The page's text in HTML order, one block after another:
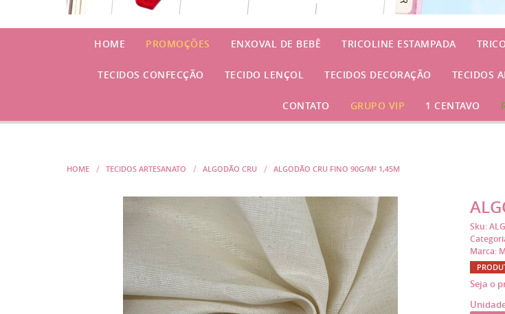
HOME PROMOÇÕES ENXOVAL DE BEBÊ TRICOLINE ESTAMPADA
TECIDOS CONFECÇÃO TECIDO LENÇOL TECIDOS DECORAÇÃO TECIDOS
CONTATO GRUPO VIP 1 CENTAVO
HOME TECIDOS ARTESANATO ALGODÃO CRU ALGODÃO CRU FINO 90G/M² 1,45M
Sku:
Marca:
Seja o